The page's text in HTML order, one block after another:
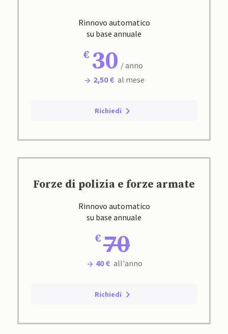
Rinnovo automatico
su base annuale
30 / anno
2,50 € al mese
Richiedi
Forze di polizia e forze armate
Rinnovo automatico
su base annuale
70
40 € all'anno
Richiedi